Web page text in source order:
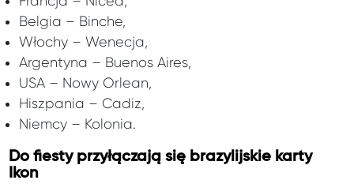
Belgia – Binche,
Włochy – Wenecja,
Argentyna – Buenos Aires,
USA – Nowy Orlean,
Hiszpania – Cadiz,
Niemcy – Kolonia.
Do fiesty przyłączają się brazylijskie karty
Ikon